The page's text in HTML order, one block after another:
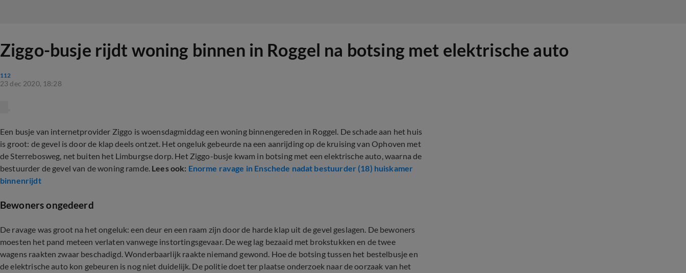
Ziggo-busje rijdt woning binnen in Roggel na botsing met elektrische auto
112
23 dec 2020, 18:28
Een busje van internetprovider Ziggo is woensdagmiddag een woning binnengereden in Roggel. De schade aan het huis
is groot: de gevel is door de klap deels ontzet. Het ongeluk gebeurde na een aanrijding op de kruising van Ophoven met
de Sterrebosweg, net buiten het Limburgse dorp. Het Ziggo-busje kwam in botsing met een elektrische auto, waarna de
bestuurder de gevel van de woning ramde. Lees ook: Enorme ravage in Enschede nadat bestuurder (18) huiskamer
binnenrijdt
Bewoners ongedeerd
De ravage was groot na het ongeluk: een deur en een raam zijn door de harde klap uit de gevel geslagen. De bewoners
moesten het pand meteen verlaten vanwege instortingsgevaar. De weg lag bezaaid met brokstukken en de twee
wagens raakten zwaar beschadigd. Wonderbaarlijk raakte niemand gewond. Hoe de botsing tussen het bestelbusje en
de elektrische auto kon gebeuren is nog niet duidelijk. De politie doet ter plaatse onderzoek naar de oorzaak van het